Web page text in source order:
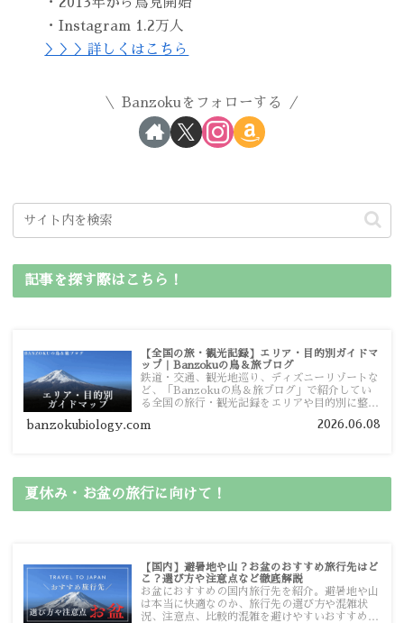
・2013年から鳥見開始
・Instagram 1.2万人
＞＞＞詳しくはこちら
Banzokuをフォローする
記事を探す際はこちら！
【全国の旅・観光記録】エリア・目的別ガイドマ
ップ｜Banzokuの鳥＆旅ブログ
鉄道・交通、観光地巡り、ディズニーリゾートな
ど、「Banzokuの鳥＆旅ブログ」で紹介してい
る全国の旅行・観光記録をエリアや目的別に整理
ガイドマップからスムーズに見つけていただけま
banzokubiology.com 2026.06.08
夏休み・お盆の旅行に向けて！
【国内】避暑地や山？お盆のおすすめ旅行先はど
こ？選び方や注意点など徹底解説
お盆におすすめの国内旅行先を紹介。避暑地や山
は本当に快適なのか、旅行先の選び方や混雑状
況、注意点、比較的混雑を避けやすいおすすめス